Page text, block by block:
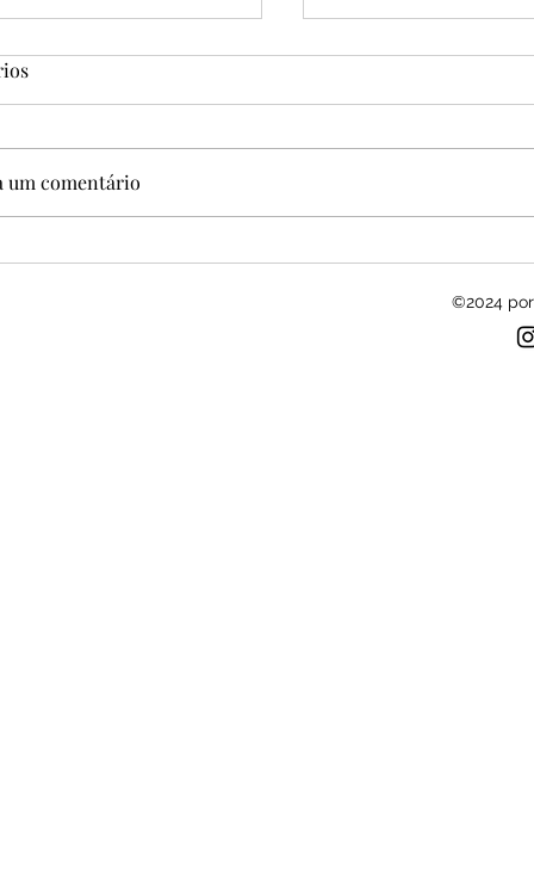
Chocolate
um comentário
©2024